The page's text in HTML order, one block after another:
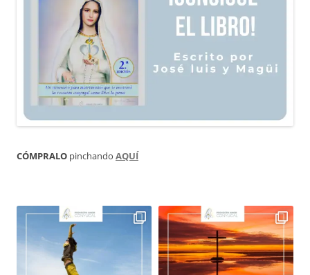
CÓMPRALO pinchando AQUÍ